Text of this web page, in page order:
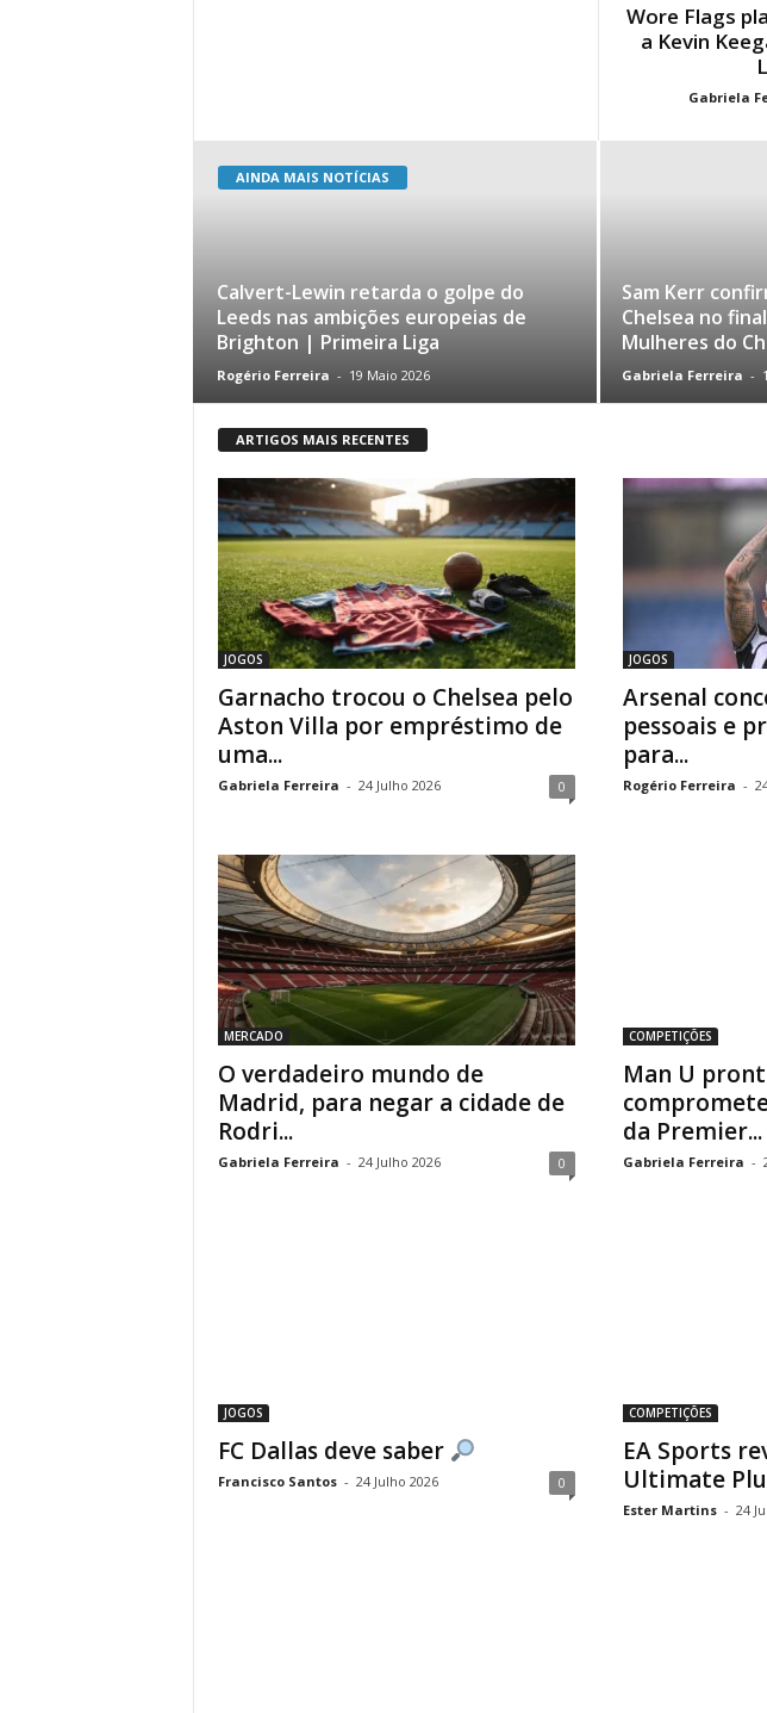
Wore Flags
a Kevin
Gabriela
AINDA MAIS NOTÍCIAS
Calvert-Lewin retarda o golpe do
Leeds nas ambições europeias de
Brighton | Primeira Liga
Rogério Ferreira - 19 Maio 2026
Sam Kerr
Chelsea no
Mulheres do
Gabriela Ferreira -
ARTIGOS MAIS RECENTES
JOGOS
Garnacho trocou o Chelsea pelo
Aston Villa por empréstimo de
uma...
Gabriela Ferreira - 24 Julho 2026 0
JOGOS
Arsenal
pessoais e
para...
Rogério Ferreira -
MERCADO
O verdadeiro mundo de
Madrid, para negar a cidade de
Rodri...
Gabriela Ferreira - 24 Julho 2026 0
COMPETIÇÕES
Man U
da Premier...
Gabriela Ferreira -
JOGOS
FC Dallas deve saber
Francisco Santos - 24 Julho 2026 0
COMPETIÇÕES
EA Sports
Ultimate
Ester Martins - 24